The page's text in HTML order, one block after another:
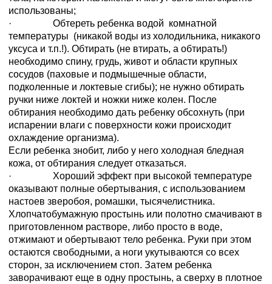
использованы;
· Обтереть ребенка водой комнатной
температуры (никакой воды из холодильника, никакого
уксуса и т.п.!). Обтирать (не втирать, а обтирать!)
необходимо спину, грудь, живот и области крупных
сосудов (паховые и подмышечные области,
подколенные и локтевые сгибы); не нужно обтирать
ручки ниже локтей и ножки ниже колен. После
обтирания необходимо дать ребенку обсохнуть (при
испарении влаги с поверхности кожи происходит
охлаждение организма).
Если ребенка знобит, либо у него холодная бледная
кожа, от обтирания следует отказаться.
· Хороший эффект при высокой температуре
оказывают полные обертывания, с использованием
настоев зверобоя, ромашки, тысячелистника.
Хлопчатобумажную простынь или полотно смачивают в
приготовленном растворе, либо просто в воде,
отжимают и обертывают тело ребенка. Руки при этом
остаются свободными, а ноги укутываются со всех
сторон, за исключением стоп. Затем ребенка
заворачивают еще в одну простынь, а сверху в плотное